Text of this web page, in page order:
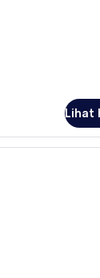
Lihat
Twin Deluks |